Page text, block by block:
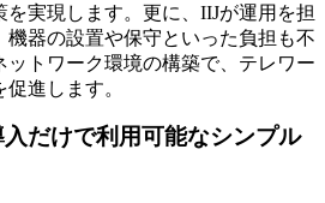
実現します。更に、IIJが運用を担
機器の設置や保守といった負担も不
トワーク環境の構築で、テレワー
進します。
だけで利用可能なシンプル